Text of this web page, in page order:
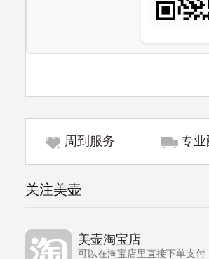
周到服务 专业
关注美壶
美壶淘宝店
可以在淘宝店里直接下单支付